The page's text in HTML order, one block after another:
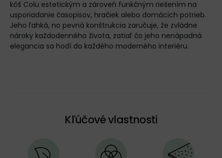
kôš Colu estetickým a zároveň funkčným riešením na
usporiadanie časopisov, hračiek alebo domácich potrieb.
Jeho ľahká, no pevná konštrukcia zaručuje, že zvládne
nároky každodenného života, zatiaľ čo jeho nenápadná
elegancia sa hodí do každého moderného interiéru.
Kľúčové vlastnosti